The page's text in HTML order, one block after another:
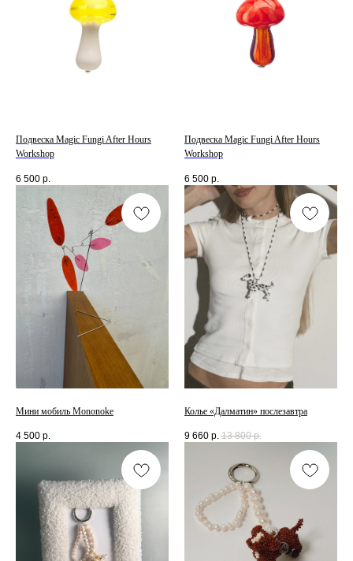
Подвеска Magic Fungi After Hours
Workshop
6 500 р.
Подвеска Magic Fungi After Hours
Workshop
6 500 р.
Мини мобиль Mononoke
4 500 р.
Колье «Далматин» послезавтра
9 660 р. 13 800 р.